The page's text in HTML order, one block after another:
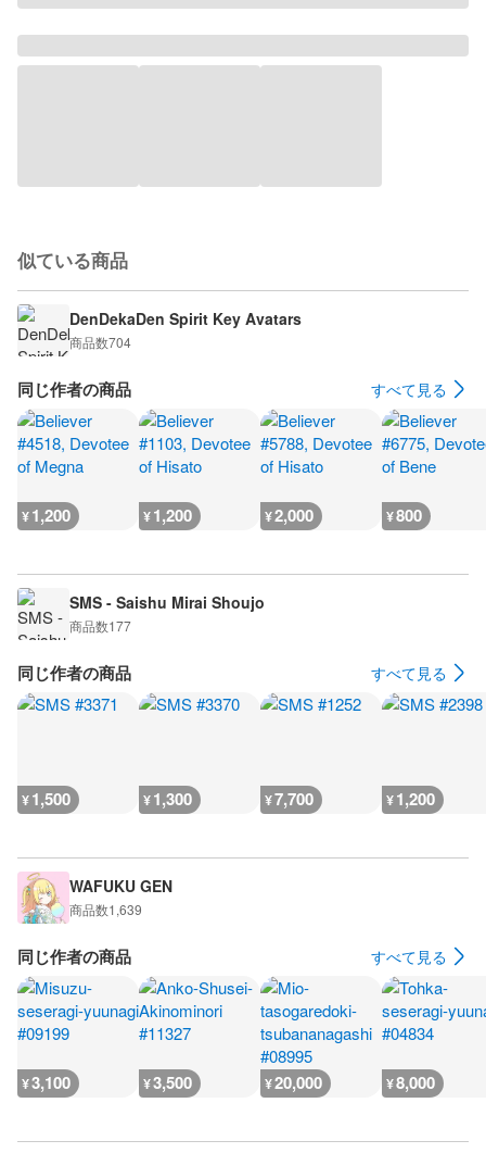
似ている商品
DenDekaDen Spirit Key Avatars
商品数704
同じ作者の商品 すべて見る
¥1,200 ¥1,200 ¥2,000 ¥800
SMS - Saishu Mirai Shoujo
商品数177
同じ作者の商品 すべて見る
¥1,500 ¥1,300 ¥7,700 ¥1,200
WAFUKU GEN
商品数1,639
同じ作者の商品 すべて見る
¥3,100 ¥3,500 ¥20,000 ¥8,000